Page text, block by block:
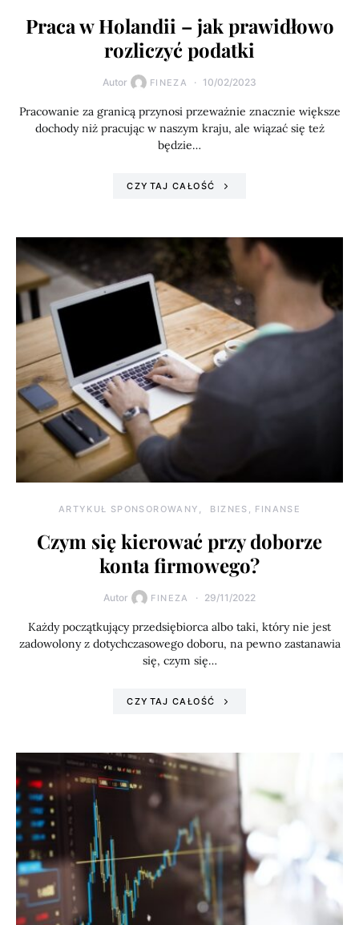
Praca w Holandii – jak prawidłowo
rozliczyć podatki
Autor FINEZA 10/02/2023
Pracowanie za granicą przynosi przeważnie znacznie większe
dochody niż pracując w naszym kraju, ale wiązać się też
będzie…
CZYTAJ CAŁOŚĆ
ARTYKUŁ SPONSOROWANY BIZNES, FINANSE
Czym się kierować przy doborze
konta firmowego?
Autor FINEZA 29/11/2022
Każdy początkujący przedsiębiorca albo taki, który nie jest
zadowolony z dotychczasowego doboru, na pewno zastanawia
się, czym się…
CZYTAJ CAŁOŚĆ